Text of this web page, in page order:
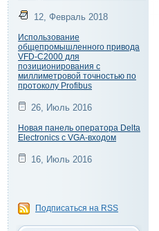
12, Февраль 2018
Использование
общепромышленного привода
VFD-C2000 для
позиционирования с
миллиметровой точностью по
протоколу Profibus
26, Июль 2016
Новая панель оператора Delta
Electronics с VGA-входом
16, Июль 2016
Подписаться на RSS